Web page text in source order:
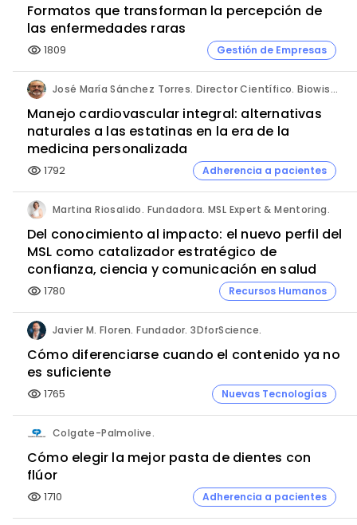
Formatos que transforman la percepción de
las enfermedades raras
visibility 1809 Gestión de Empresas
José María Sánchez Torres. Director Científico. Biowise Pharmaceuticals.
Manejo cardiovascular integral: alternativas
naturales a las estatinas en la era de la
medicina personalizada
visibility 1792 Adherencia a pacientes
Martina Riosalido. Fundadora. MSL Expert & Mentoring.
Del conocimiento al impacto: el nuevo perfil del
MSL como catalizador estratégico de
confianza, ciencia y comunicación en salud
visibility 1780 Recursos Humanos
Javier M. Floren. Fundador. 3DforScience.
Cómo diferenciarse cuando el contenido ya no
es suficiente
visibility 1765 Nuevas Tecnologías
Colgate-Palmolive.
Cómo elegir la mejor pasta de dientes con
flúor
visibility 1710 Adherencia a pacientes